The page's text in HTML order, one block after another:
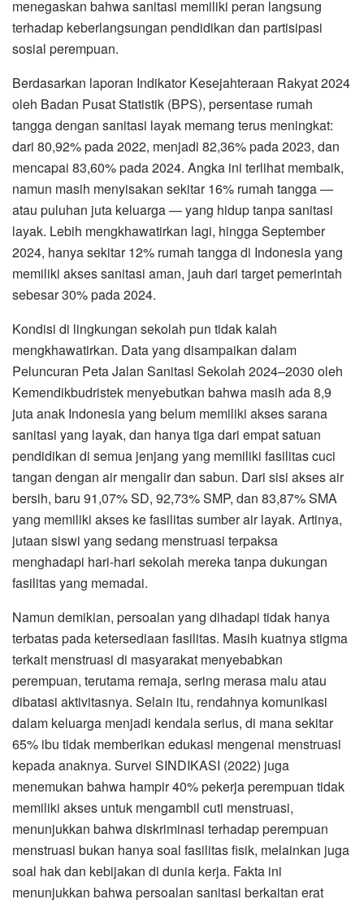
menegaskan bahwa sanitasi memiliki peran langsung
terhadap keberlangsungan pendidikan dan partisipasi
sosial perempuan.
Berdasarkan laporan Indikator Kesejahteraan Rakyat 2024
oleh Badan Pusat Statistik (BPS), persentase rumah
tangga dengan sanitasi layak memang terus meningkat:
dari 80,92% pada 2022, menjadi 82,36% pada 2023, dan
mencapai 83,60% pada 2024. Angka ini terlihat membaik,
namun masih menyisakan sekitar 16% rumah tangga —
atau puluhan juta keluarga — yang hidup tanpa sanitasi
layak. Lebih mengkhawatirkan lagi, hingga September
2024, hanya sekitar 12% rumah tangga di Indonesia yang
memiliki akses sanitasi aman, jauh dari target pemerintah
sebesar 30% pada 2024.
Kondisi di lingkungan sekolah pun tidak kalah
mengkhawatirkan. Data yang disampaikan dalam
Peluncuran Peta Jalan Sanitasi Sekolah 2024–2030 oleh
Kemendikbudristek menyebutkan bahwa masih ada 8,9
juta anak Indonesia yang belum memiliki akses sarana
sanitasi yang layak, dan hanya tiga dari empat satuan
pendidikan di semua jenjang yang memiliki fasilitas cuci
tangan dengan air mengalir dan sabun. Dari sisi akses air
bersih, baru 91,07% SD, 92,73% SMP, dan 83,87% SMA
yang memiliki akses ke fasilitas sumber air layak. Artinya,
jutaan siswi yang sedang menstruasi terpaksa
menghadapi hari-hari sekolah mereka tanpa dukungan
fasilitas yang memadai.
Namun demikian, persoalan yang dihadapi tidak hanya
terbatas pada ketersediaan fasilitas. Masih kuatnya stigma
terkait menstruasi di masyarakat menyebabkan
perempuan, terutama remaja, sering merasa malu atau
dibatasi aktivitasnya. Selain itu, rendahnya komunikasi
dalam keluarga menjadi kendala serius, di mana sekitar
65% ibu tidak memberikan edukasi mengenai menstruasi
kepada anaknya. Survei SINDIKASI (2022) juga
menemukan bahwa hampir 40% pekerja perempuan tidak
memiliki akses untuk mengambil cuti menstruasi,
menunjukkan bahwa diskriminasi terhadap perempuan
menstruasi bukan hanya soal fasilitas fisik, melainkan juga
soal hak dan kebijakan di dunia kerja. Fakta ini
menunjukkan bahwa persoalan sanitasi berkaitan erat